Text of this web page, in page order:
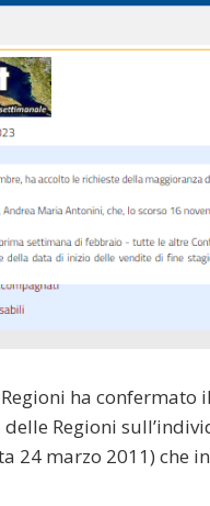
ha confermato
Regioni
24 marzo 2011) che